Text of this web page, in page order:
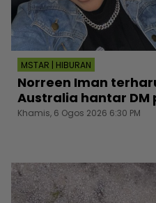
MSTAR | HIBURAN
Norreen Iman
Australia hantar DM
Khamis, 6 Ogos 2026 6:30 PM